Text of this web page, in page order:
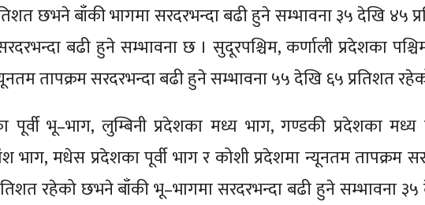
छभने बाँकी भागमा सरदरभन्दा बढी हुने सम्भावना ३५ देखि ४५
बढी हुने सम्भावना छ । सुदूरपश्चिम, कर्णाली प्रदेशका
तापक्रम सरदरभन्दा बढी हुने सम्भावना ५५ देखि ६५ प्रतिशत
पूर्वी भू–भाग, लुम्बिनी प्रदेशका मध्य भाग, गण्डकी प्रदेशका मध्य
भाग, मधेस प्रदेशका पूर्वी भाग र कोशी प्रदेशमा न्यूनतम तापक्रम
रहेको छभने बाँकी भू–भागमा सरदरभन्दा बढी हुने सम्भावना